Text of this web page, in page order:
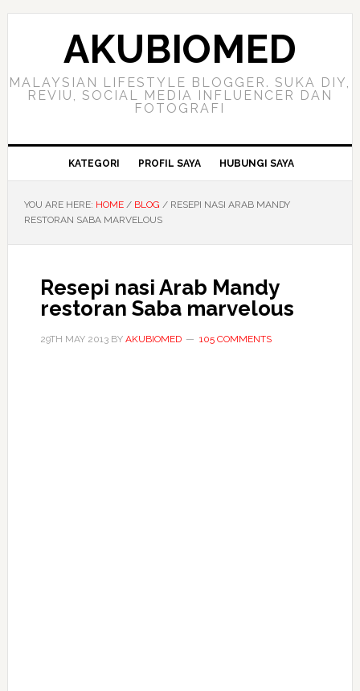
Skip
Skip
Skip
AKUBIOMED
MALAYSIAN LIFESTYLE BLOGGER. SUKA DIY,
REVIU, SOCIAL MEDIA INFLUENCER DAN
FOTOGRAFI
KATEGORI PROFIL SAYA HUBUNGI SAYA
YOU ARE HERE: HOME / BLOG /RESEPI NASI ARAB MANDY
RESTORAN SABA MARVELOUS
Resepi nasi Arab Mandy
restoran Saba marvelous
29TH MAY 2013BY AKUBIOMED 105 COMMENTS